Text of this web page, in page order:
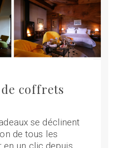
coffrets
se déclinent
de tous les